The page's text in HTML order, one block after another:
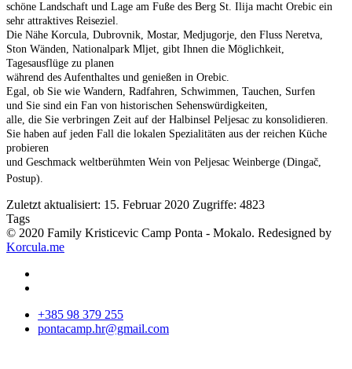
schöne Landschaft und Lage am Fuße des Berg St. Ilija macht Orebic ein
sehr attraktives Reiseziel.
Die Nähe Korcula, Dubrovnik, Mostar, Medjugorje, den Fluss Neretva,
Ston Wänden, Nationalpark Mljet, gibt Ihnen die Möglichkeit,
Tagesausflüge zu planen
während des Aufenthaltes und genießen in Orebic.
Egal, ob Sie wie Wandern, Radfahren, Schwimmen, Tauchen, Surfen
und Sie sind ein Fan von historischen Sehenswürdigkeiten,
alle, die Sie verbringen Zeit auf der Halbinsel Peljesac zu konsolidieren.
Sie haben auf jeden Fall die lokalen Spezialitäten aus der reichen Küche
probieren
und Geschmack weltberühmten Wein von Peljesac Weinberge (Dingač,
Postup).
Zuletzt aktualisiert: 15. Februar 2020 Zugriffe: 4823
Tags
© 2020 Family Kristicevic Camp Ponta - Mokalo. Redesigned by
Korcula.me
+385 98 379 255
pontacamp.hr@gmail.com